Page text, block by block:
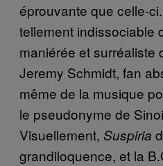
éprouvante que celle-
tellement indissociable
maniérée et surréaliste
Jeremy Schmidt, fan
même de la musique
le pseudonyme de
Visuellement, Suspiria
grandiloquence, et la